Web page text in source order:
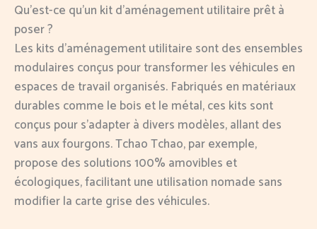
Qu’est-ce qu’un kit d’aménagement utilitaire prêt à
poser ?
Les kits d’aménagement utilitaire sont des ensembles
modulaires conçus pour transformer les véhicules en
espaces de travail organisés. Fabriqués en matériaux
durables comme le bois et le métal, ces kits sont
conçus pour s’adapter à divers modèles, allant des
vans aux fourgons. Tchao Tchao, par exemple,
propose des solutions 100% amovibles et
écologiques, facilitant une utilisation nomade sans
modifier la carte grise des véhicules.